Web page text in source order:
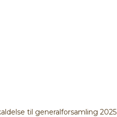
til generalforsamling 2025